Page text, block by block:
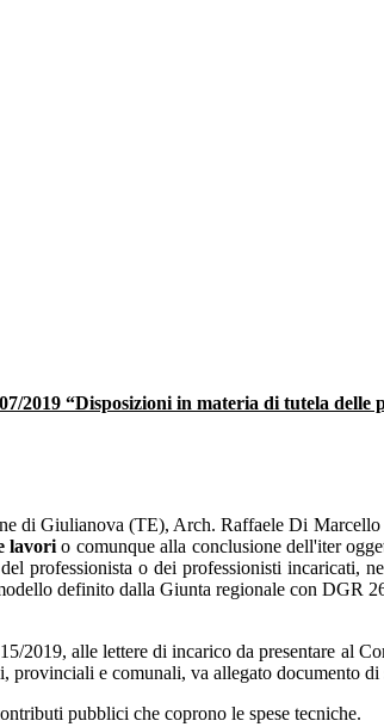
2019 “Disposizioni in materia di tutela delle
di Giulianova (TE), Arch. Raffaele Di
lavorio comunque alla conclusione dell'iter
professionista o dei professionisti incaricati,
definito dalla Giunta regionale con DGR
2019, alle lettere di incarico da presentare al
provinciali e comunali, va allegato documento
pubblici che coprono le spese tecniche.